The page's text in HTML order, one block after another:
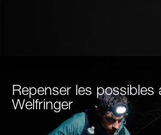
Repenser les possibles
Welfringer